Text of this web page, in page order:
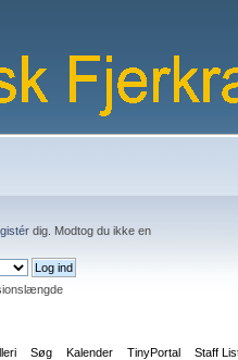
dig. Modtog du ikke en
Søg Kalender TinyPortal Staff